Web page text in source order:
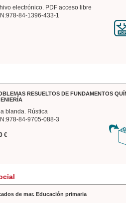
electrónico. PDF acceso libre
84-1396-433-1
RESUELTOS DE FUNDAMENTOS
blanda. Rústica
84-9705-088-3
€
de mar. Educación primaria